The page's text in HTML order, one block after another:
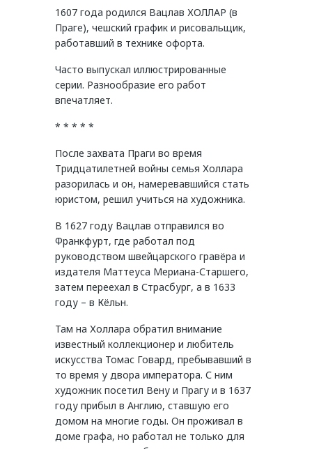
1607 года родился Вацлав ХОЛЛАР (в
Праге), чешский график и рисовальщик,
работавший в технике офорта.
Часто выпускал иллюстрированные
серии. Разнообразие его работ
впечатляет.
* * * * *
После захвата Праги во время
Тридцатилетней войны семья Холлара
разорилась и он, намеревавшийся стать
юристом, решил учиться на художника.
В 1627 году Вацлав отправился во
Франкфурт, где работал под
руководством швейцарского гравёра и
издателя Маттеуса Мериана-Старшего,
затем переехал в Страсбург, а в 1633
году – в Кёльн.
Там на Холлара обратил внимание
известный коллекционер и любитель
искусства Томас Говард, пребывавший в
то время у двора императора. С ним
художник посетил Вену и Прагу и в 1637
году прибыл в Англию, ставшую его
домом на многие годы. Он проживал в
доме графа, но работал не только для